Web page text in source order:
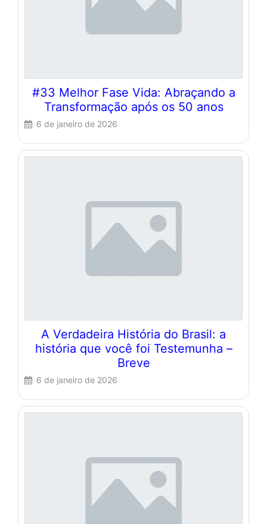
#33 Melhor Fase Vida: Abraçando a
Transformação após os 50 anos
6 de janeiro de 2026
A Verdadeira História do Brasil: a
história que você foi Testemunha –
Breve
6 de janeiro de 2026